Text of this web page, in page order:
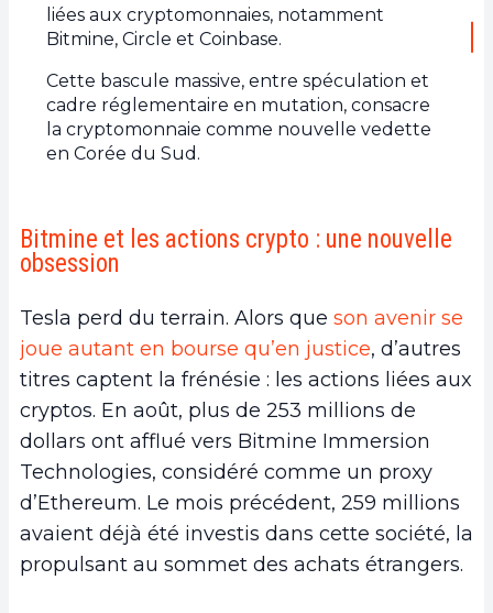
liées aux cryptomonnaies, notamment
Bitmine, Circle et Coinbase.
Cette bascule massive, entre spéculation et
cadre réglementaire en mutation, consacre
la cryptomonnaie comme nouvelle vedette
en Corée du Sud.
Bitmine et les actions crypto : une nouvelle
obsession
Tesla perd du terrain. Alors que son avenir se
joue autant en bourse qu’en justice, d’autres
titres captent la frénésie : les actions liées aux
cryptos. En août, plus de 253 millions de
dollars ont afflué vers Bitmine Immersion
Technologies, considéré comme un proxy
d’Ethereum. Le mois précédent, 259 millions
avaient déjà été investis dans cette société, la
propulsant au sommet des achats étrangers.